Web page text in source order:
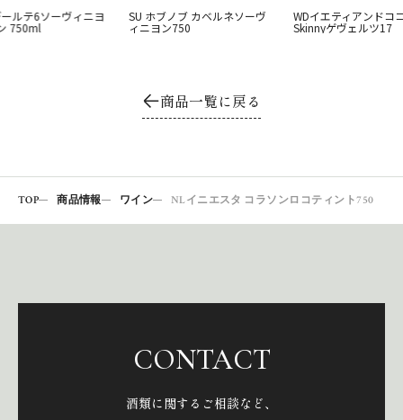
ルテ6ソーヴィニヨ
750ml
SU ホブノブ カベルネソーヴ
ィニヨン750
WDイエティアンドコ
Skinnyゲヴェルツ17
商品一覧に戻る
TOP 商品情報 ワイン NLイニエスタ コラソンロコティント750
CONTACT
酒類に関するご相談など、